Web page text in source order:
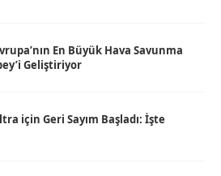
En Büyük Hava Savunma
Geliştiriyor
için Geri Sayım Başladı: İşte